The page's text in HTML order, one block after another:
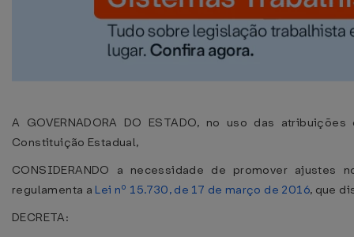
A GOVERNADORA DO ESTADO, no uso das
Constituição Estadual,
CONSIDERANDO a necessidade de promover ajustes
regulamenta a Lei nº 15.730, de 17 de março de 2016, que
DECRETA: